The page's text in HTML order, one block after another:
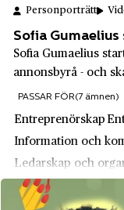
Georg Sörman
Gibbs
Grand Hôtel
Grand Hotell
Granit
Grannas
Personporträtt
Sofia
Sofia Gumaelius
annonsbyrå - och
reklambranschen!
alla reklambyråer
PASSAR FÖR(7 ämnen)
Entreprenörskap
Information och
Ledarskap och
Medier, journalistik
Praktisk